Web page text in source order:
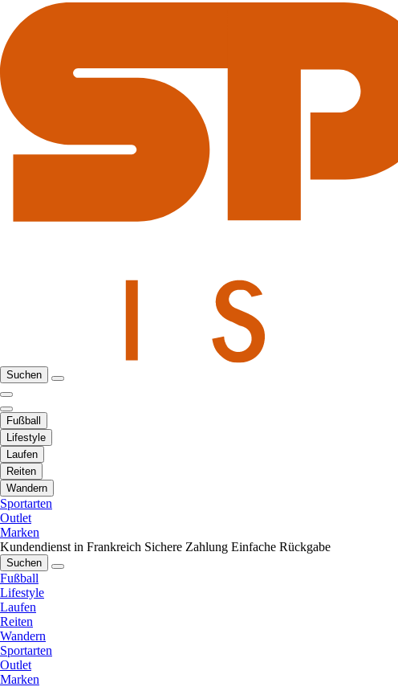
Suchen
Fußball
Lifestyle
Laufen
Reiten
Wandern
Sportarten
Outlet
Marken
Kundendienst in Frankreich Sichere Zahlung Einfache Rückgabe
Suchen
Fußball
Lifestyle
Laufen
Reiten
Wandern
Sportarten
Outlet
Marken